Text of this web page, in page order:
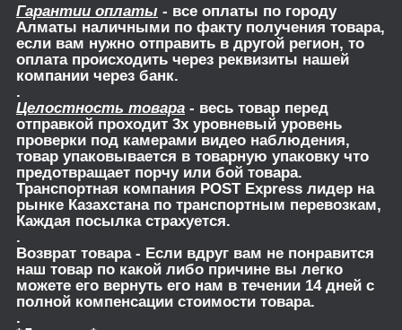
Гарантии оплаты - все оплаты по городу
Алматы наличными по факту получения товара,
если вам нужно отправить в другой регион, то
оплата происходить через реквизиты нашей
компании через банк.
.
Целостность товара - весь товар перед
отправкой проходит 3х уровневый уровень
проверки под камерами видео наблюдения,
товар упаковывается в товарную упаковку что
предотвращает порчу или бой товара.
Транспортная компания POST Express лидер на
рынке Казахстана по транспортным перевозкам,
Каждая посылка страхуется.
.
Возврат товара- Если вдруг вам не понравится
наш товар по какой либо причине вы легко
можете его вернуть его нам в течении 14 дней с
полной компенсации стоимости товара.
.